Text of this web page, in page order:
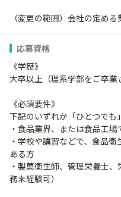
（変更の範囲）会社の定める
応募資格
《学歴》
大卒以上（理系学部をご卒業
《必須要件》
下記のいずれか「ひとつでも
・食品業界、または食品工場
・学校や講習などで、食品
ある方
・製菓衛生師、管理栄養士
務未経験可）